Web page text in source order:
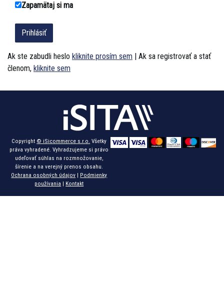
Zapamätaj si ma
Ak ste zabudli heslo kliknite prosím sem | Ak sa registrovať a stať
členom, kliknite sem
Copyright © iSicommerce s.r.o. Všetky
práva vyhradené. Vyhradzujeme si právo
udeľovať súhlas na rozmnožovanie,
šírenie a na verejný prenos obsahu.
Ochrana osobných údajov | Podmienky
používania | Kontakt